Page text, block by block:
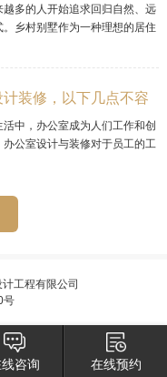
多的人开始追求回归自然、远
乡村别墅作为一种理想的居住
装修，以下几点不容
中，办公室成为人们工作和创
公室设计与装修对于员工的工
工程有限公司
号
咨询 在线预约